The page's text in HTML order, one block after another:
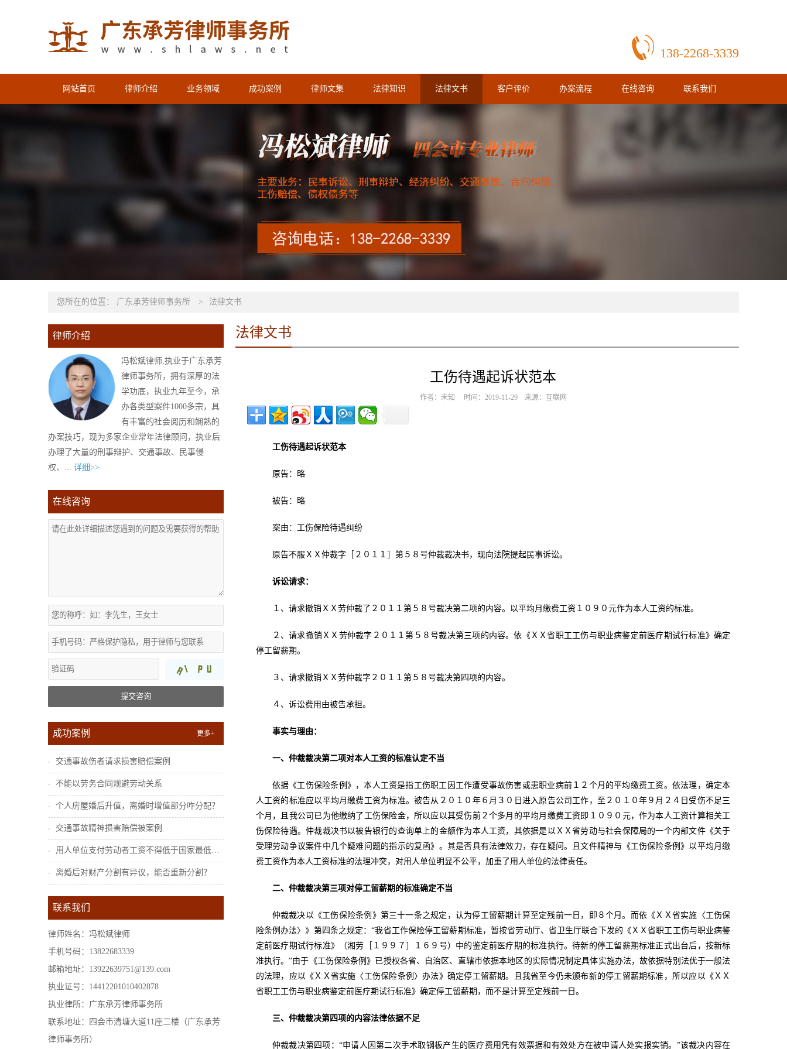
138-2268-3339
网站首页 律师介绍 业务领域 成功案例 律师文集 法律知识 法律文书 客户评价 办案流程 在线咨询 联系我们
您所在的位置： 广东承芳律师事务所 > 法律文书
律师介绍
冯松斌律师,执业于广东承芳
律师事务所，拥有深厚的法
学功底，执业九年至今，承
办各类型案件1000多宗，具
有丰富的社会阅历和娴熟的
办案技巧，现为多家企业常年法律顾问，执业后
办理了大量的刑事辩护、交通事故、民事侵
权、... 详细>>
在线咨询
提交咨询
成功案例 更多+
交通事故伤者请求损害赔偿案例
不能以劳务合同规避劳动关系
个人房屋婚后升值，离婚时增值部分咋分配？
交通事故精神损害赔偿被案例
用人单位支付劳动者工资不得低于国家最低工...
离婚后对财产分割有异议，能否重新分割？
联系我们
律师姓名：冯松斌律师
手机号码：13822683339
邮箱地址：13922639751@139.com
执业证号：14412201010402878
执业律所：广东承芳律师事务所
联系地址：四会市清塘大道11座二楼（广东承芳
律师事务所）
法律文书
工伤待遇起诉状范本
作者：未知 时间：2019-11-29 来源：互联网
工伤待遇起诉状范本
原告：略
被告：略
案由：工伤保险待遇纠纷
原告不服ＸＸ仲裁字［２０１１］第５８号仲裁裁决书，现向法院提起民事诉讼。
诉讼请求：
１、请求撤销ＸＸ劳仲裁了２０１１第５８号裁决第二项的内容。以平均月缴费工资１０９０元作为本人工资的标准。
２、请求撤销ＸＸ劳仲裁字２０１１第５８号裁决第三项的内容。依《ＸＸ省职工工伤与职业病鉴定前医疗期试行标准》确定
停工留薪期。
３、请求撤销ＸＸ劳仲裁字２０１１第５８号裁决第四项的内容。
４、诉讼费用由被告承担。
事实与理由：
一、仲裁裁决第二项对本人工资的标准认定不当
依据《工伤保险条例》，本人工资是指工伤职工因工作遭受事故伤害或患职业病前１２个月的平均缴费工资。依法理，确定本
人工资的标准应以平均月缴费工资为标准。被告从２０１０年６月３０日进入原告公司工作，至２０１０年９月２４日受伤不足三
个月，且我公司已为他缴纳了工伤保险金，所以应以其受伤前２个多月的平均月缴费工资即１０９０元，作为本人工资计算相关工
伤保险待遇。仲裁裁决书以被告银行的查询单上的金额作为本人工资，其依据是以ＸＸ省劳动与社会保障局的一个内部文件《关于
受理劳动争议案件中几个疑难问题的指示的复函》。其是否具有法律效力，存在疑问。且文件精神与《工伤保险条例》以平均月缴
费工资作为本人工资标准的法理冲突，对用人单位明显不公平，加重了用人单位的法律责任。
二、仲裁裁决第三项对停工留薪期的标准确定不当
仲裁裁决以《工伤保险条例》第三十一条之规定，认为停工留薪期计算至定残前一日，即８个月。而依《ＸＸ省实施〈工伤保
险条例办法〉》第四条之规定：“我省工作保险停工留薪期标准，暂按省劳动厅、省卫生厅联合下发的《ＸＸ省职工工伤与职业病鉴
定前医疗期试行标准》（湘劳［１９９７］１６９号）中的鉴定前医疗期的标准执行。待新的停工留薪期标准正式出台后，按新标
准执行。”由于《工伤保险条例》已授权各省、自治区、直辖市依据本地区的实际情况制定具体实施办法，故依据特别法优于一般法
的法理，应以《ＸＸ省实施〈工伤保险条例〉办法》确定停工留薪期。且我省至今仍未颁布新的停工留薪期标准，所以应以《ＸＸ
省职工工伤与职业病鉴定前医疗期试行标准》确定停工留薪期，而不是计算至定残前一日。
三、仲裁裁决第四项的内容法律依据不足
仲裁裁决第四项：“申请人因第二次手术取钢板产生的医疗费用凭有效票据和有效处方在被申请人处实报实销。”该裁决内容在